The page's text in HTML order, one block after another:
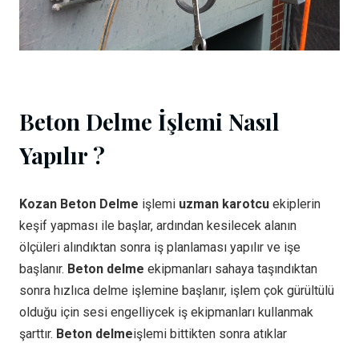
Beton Delme İşlemi Nasıl
Yapılır ?
Kozan Beton Delme işlemi uzman karotcu ekiplerin
keşif yapması ile başlar, ardından kesilecek alanın
ölçüleri alındıktan sonra iş planlaması yapılır ve işe
başlanır. Beton delme ekipmanları sahaya taşındıktan
sonra hızlıca delme işlemine başlanır, işlem çok gürültülü
olduğu için sesi engelliycek iş ekipmanları kullanmak
şarttır. Beton delmeişlemi bittikten sonra atıklar